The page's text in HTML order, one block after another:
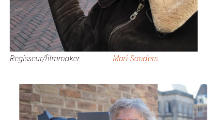
Regisseur/filmmaker Mari Sanders